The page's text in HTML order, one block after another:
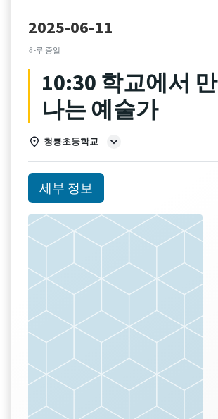
2025-06-11
하루 종일
10:30 학교에서 만
나는 예술가
청룡초등학교
세부 정보